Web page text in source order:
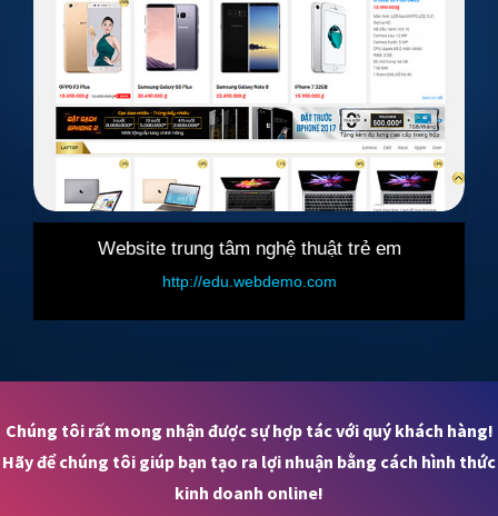
trung tâm nghệ thuật trẻ em
http://edu.webdemo.com
Chúng tôi rất mong nhận được sự hợp tác với quý khách hàng!
Hãy để chúng tôi giúp bạn tạo ra lợi nhuận bằng cách hình thức
kinh doanh online!